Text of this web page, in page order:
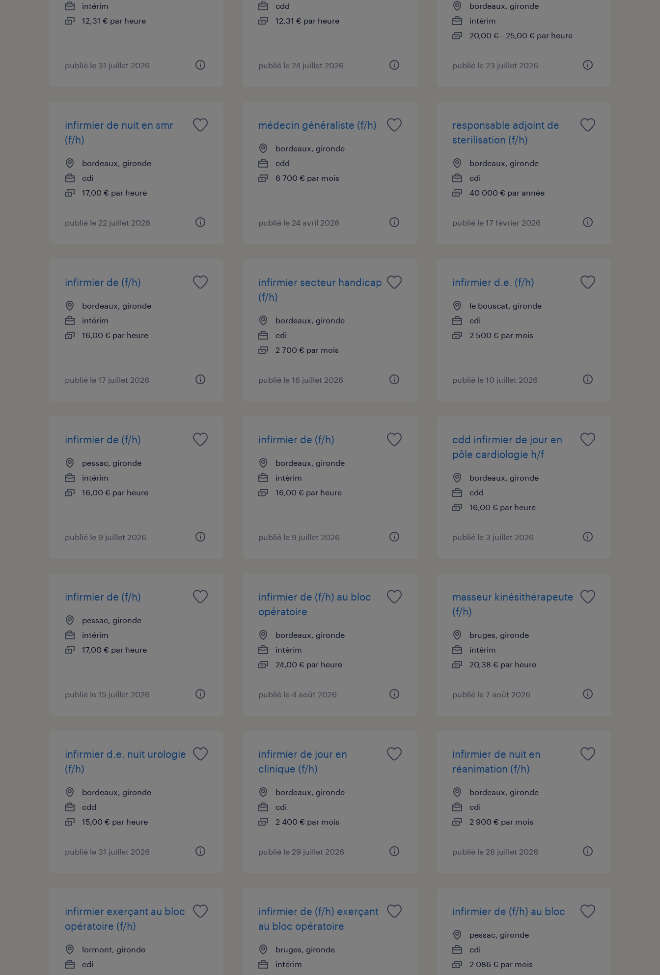
intérim
12,31 € par heure
publié le 31 juillet 2026
cdd
12,31 € par heure
publié le 24 juillet 2026
bordeaux, gironde
intérim
20,00 € - 25,00 € par heure
publié le 23 juillet 2026
infirmier de nuit en smr
(f/h)
bordeaux, gironde
cdi
17,00 € par heure
publié le 22 juillet 2026
médecin généraliste (f/h)
bordeaux, gironde
cdd
6 700 € par mois
publié le 24 avril 2026
responsable adjoint de
sterilisation (f/h)
bordeaux, gironde
cdi
40 000 € par année
publié le 17 février 2026
infirmier de (f/h)
bordeaux, gironde
intérim
16,00 € par heure
publié le 17 juillet 2026
infirmier secteur handicap
(f/h)
bordeaux, gironde
cdi
2 700 € par mois
publié le 16 juillet 2026
infirmier d.e. (f/h)
le bouscat, gironde
cdi
2 500 € par mois
publié le 10 juillet 2026
infirmier de (f/h)
pessac, gironde
intérim
16,00 € par heure
publié le 9 juillet 2026
infirmier de (f/h)
bordeaux, gironde
intérim
16,00 € par heure
publié le 9 juillet 2026
cdd infirmier de jour en
pôle cardiologie h/f
bordeaux, gironde
cdd
16,00 € par heure
publié le 3 juillet 2026
infirmier de (f/h)
pessac, gironde
intérim
17,00 € par heure
publié le 15 juillet 2026
infirmier de (f/h) au bloc
opératoire
bordeaux, gironde
intérim
24,00 € par heure
publié le 4 août 2026
masseur kinésithérapeute
(f/h)
bruges, gironde
intérim
20,38 € par heure
publié le 7 août 2026
infirmier d.e. nuit urologie
(f/h)
bordeaux, gironde
cdd
15,00 € par heure
publié le 31 juillet 2026
infirmier de jour en
clinique (f/h)
bordeaux, gironde
cdi
2 400 € par mois
publié le 29 juillet 2026
infirmier de nuit en
réanimation (f/h)
bordeaux, gironde
cdi
2 900 € par mois
publié le 28 juillet 2026
infirmier exerçant au bloc
opératoire (f/h)
lormont, gironde
cdi
infirmier de (f/h) exerçant
au bloc opératoire
bruges, gironde
intérim
infirmier de (f/h) au bloc
pessac, gironde
cdi
2 086 € par mois